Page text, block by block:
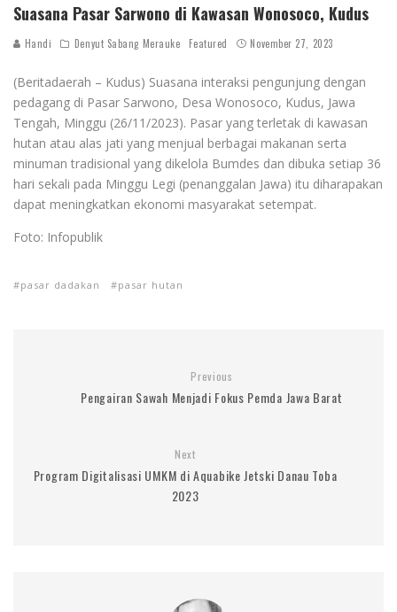
Suasana Pasar Sarwono di Kawasan Wonosoco, Kudus
Handi Denyut Sabang Merauke Featured November 27, 2023
(Beritadaerah – Kudus) Suasana interaksi pengunjung dengan
pedagang di Pasar Sarwono, Desa Wonosoco, Kudus, Jawa
Tengah, Minggu (26/11/2023). Pasar yang terletak di kawasan
hutan atau alas jati yang menjual berbagai makanan serta
minuman tradisional yang dikelola Bumdes dan dibuka setiap 36
hari sekali pada Minggu Legi (penanggalan Jawa) itu diharapakan
dapat meningkatkan ekonomi masyarakat setempat.
Foto: Infopublik
pasar dadakan pasar hutan
Previous
Pengairan Sawah Menjadi Fokus Pemda Jawa Barat
Next
Program Digitalisasi UMKM di Aquabike Jetski Danau Toba
2023